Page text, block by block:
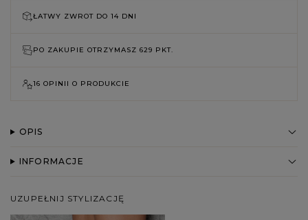
ŁATWY ZWROT DO 14 DNI
PO ZAKUPIE OTRZYMASZ 629 PKT.
16 OPINII O PRODUKCIE
OPIS
INFORMACJE
UZUPEŁNIJ STYLIZACJĘ